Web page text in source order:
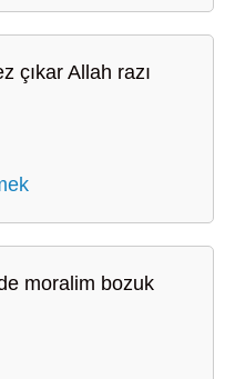
çıkar Allah razı
moralim bozuk